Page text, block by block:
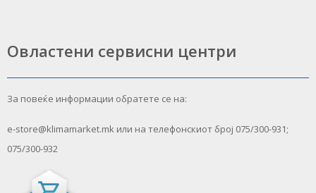
Овластени сервисни центри
За повеќе информации обратете се на:
e-store@klimamarket.mk или на телефонскиот број 075/300-931;
075/300-932